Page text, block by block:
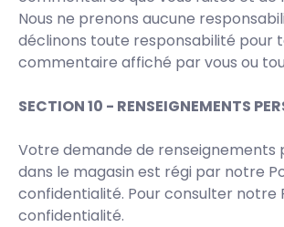
Nous ne prenons aucune
déclinons toute responsabilité pour
commentaire affiché par vous ou
SECTION 10 - RENSEIGNEMENTS
Votre demande de renseignements
dans le magasin est régi par notre
confidentialité. Pour consulter notre
confidentialité.